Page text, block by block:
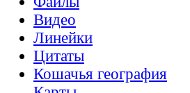
Видео
Линейки
Цитаты
Кошачья география